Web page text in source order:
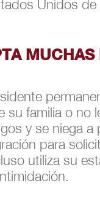
Unidos
MUCHAS
su familia o no
y se niega a
para
utiliza su